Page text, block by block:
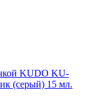
KUDO KU-
(серый) 15 мл.